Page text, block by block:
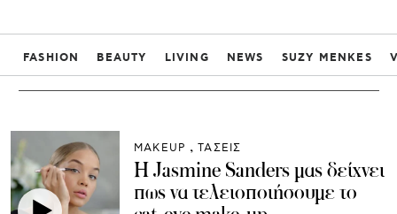
FASHION BEAUTY LIVING NEWS SUZY MENKES
ΜAKEUP ΤΑΣΕΙΣ
H Jasmine Sanders μας δείχνει
πως να τελειοποιήσουμε το